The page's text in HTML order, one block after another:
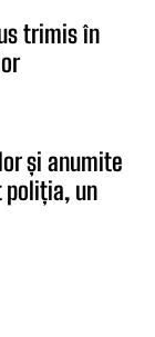
trimis în
și anumite
poliția, un